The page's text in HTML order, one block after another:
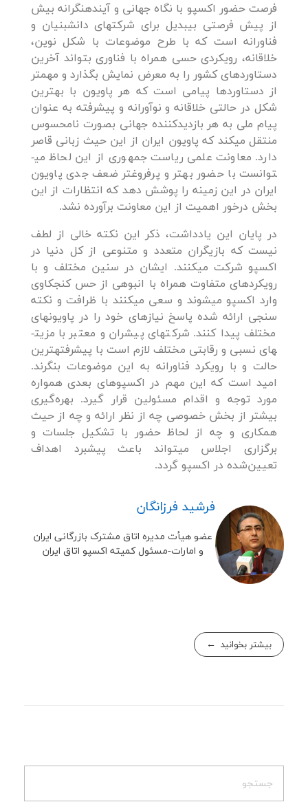
فرصت حضور اکسپو با نگاه جهانی و آینده­نگرانه بیش
از پیش فرصتی بی­بدیل برای شرکت­های دانش­بنیان و
فناورانه است که با طرح موضوعات با شکل نوین،
خلاقانه، رویکردی حسی همراه با فناوری بتواند آخرین
دستاوردهای کشور را به معرض نمایش بگذارد و مهمتر
از دستاوردها پیامی است که هر پاویون با بهترین
شکل در حالتی خلاقانه و نوآورانه و پیشرفته به عنوان
پیام ملی به هر بازدیدکننده جهانی بصورت نامحسوس
منتقل می­کند که پاویون ایران از این حیث زبانی قاصر
دارد. معاونت علمی ریاست جمهوری از این لحاظ می­
توانست با حضور بهتر و پرفروغ­تر ضعف جدی پاویون
ایران در این زمینه را پوشش دهد که انتظارات از این
بخش درخور اهمیت از این معاونت برآورده نشد.
در پایان این یادداشت، ذکر این نکته خالی از لطف
نیست که بازیگران متعدد و متنوعی از کل دنیا در
اکسپو شرکت می­کنند. ایشان در سنین مختلف و با
رویکردهای متفاوت همراه با انبوهی از حس کنجکاوی
وارد اکسپو می­شوند و سعی می­کنند با ظرافت و نکته
سنجی ارائه شده پاسخ نیازهای خود را در پاویون­های
مختلف پیدا کنند. شرکت­های پیشران و معتبر با مزیت­
های نسبی و رقابتی مختلف لازم است با پیشرفته­ترین
حالت و با رویکرد فناورانه به این موضوعات بنگرند.
امید است که این مهم در اکسپوهای بعدی همواره
مورد توجه و اقدام مسئولین قرار گیرد. بهره‌گیری
بیشتر از بخش خصوصی چه از نظر ارائه و چه از حیث
همکاری و چه از لحاظ حضور با تشکیل جلسات و
برگزاری اجلاس­ می­تواند باعث پیشبرد اهداف
تعیین‌شده در اکسپو گردد.
فرشید فرزانگان
عضو هیأت مدیره اتاق مشترک بازرگانی ایران
و امارات-مسئول کمیته اکسپو اتاق ایران
بیشتر بخوانید